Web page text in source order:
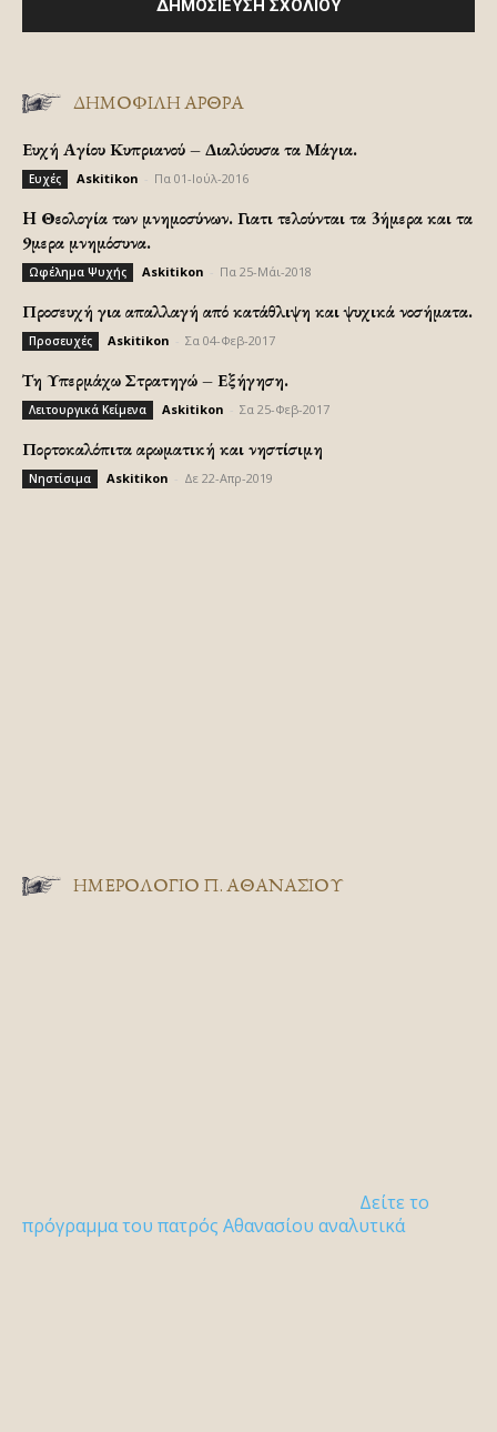
ΔΗΜΟΦΙΛΗ ΑΡΘΡΑ
Ευχή Αγίου Κυπριανού – Διαλύουσα τα Μάγια.
Ευχές Askitikon Πα 01-Ιούλ-2016
H Θεολογία των μνημοσύνων. Γιατι τελούνται τα 3ήμερα και τα
9μερα μνημόσυνα.
Ωφέλημα Ψυχής Askitikon Πα 25-Μάι-2018
Προσευχή για απαλλαγή από κατάθλιψη και ψυχικά νοσήματα.
Προσευχές Askitikon Σα 04-Φεβ-2017
Τη Υπερμάχω Στρατηγώ – Εξήγηση.
Λειτουργικά Κείμενα Askitikon Σα 25-Φεβ-2017
Πορτοκαλόπιτα αρωματική και νηστίσιμη
Νηστίσιμα Askitikon Δε 22-Απρ-2019
ΗΜΕΡΟΛΟΓΙΟ Π. ΑΘΑΝΑΣΙΟΥ
Δείτε το
πρόγραμμα του πατρός Αθανασίου αναλυτικά